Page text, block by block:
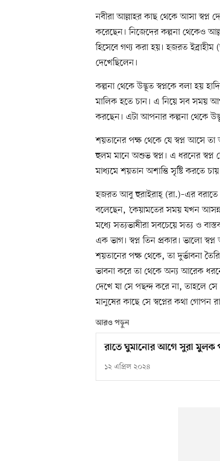
নবীরা আল্লাহর কাছ থেকে আসা স্বপ্ন
করেছেন। নিজেদের কল্পনা থেকেও
হিসেবে গণ্য করা হয়। হজরত
দেখেছিলেন।
কল্পনা থেকে উদ্ভূত স্বপ্নকে বলা হয়
মালিক হতে চান। এ নিয়ে সব সময়
করছেন। এটা আপনার কল্পনা থেকে
শয়তানের পক্ষ থেকে যে স্বপ্ন আসে
হুলম মানে অশুভ স্বপ্ন। এ ধরনের
মাধ্যমে শয়তান অশান্তি সৃষ্টি করতে
হজরত আবু হুরাইরাহ্ (রা.)–এর বরাতে
বলেছেন, ‘কেয়ামতের সময় যখন আসন্ন
মধ্যে সত্যভাষীরা সবচেয়ে সত্য ও
এক ভাগ। স্বপ্ন তিন প্রকার। ভালো
শয়তানের পক্ষ থেকে, তা দুর্ভাবনা
ভাবনা করে তা থেকে অন্য আরেক
দেখে যা সে পছন্দ করে না, তাহলে
মানুষের কাছে সে স্বপ্নের কথা গোপন
আরও পড়ুন
রাতে ঘুমানোর আগে সুরা মুলক
১২ এপ্রিল ২০২৪